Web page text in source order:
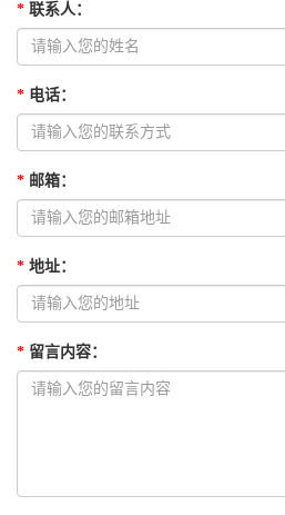
* 联系人：
* 电话：
* 邮箱：
* 地址：
* 留言内容：